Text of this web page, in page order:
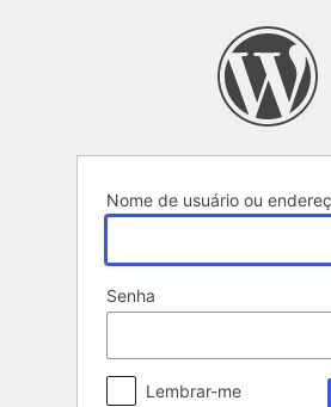
Nome de usuário ou
Senha
Lembrar-me